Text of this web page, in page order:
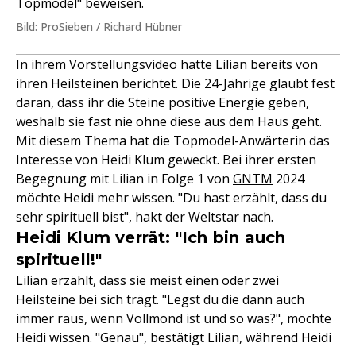
Bild: ProSieben / Richard Hübner
In ihrem Vorstellungsvideo hatte Lilian bereits von
ihren Heilsteinen berichtet. Die 24-Jährige glaubt fest
daran, dass ihr die Steine positive Energie geben,
weshalb sie fast nie ohne diese aus dem Haus geht.
Mit diesem Thema hat die Topmodel-Anwärterin das
Interesse von Heidi Klum geweckt. Bei ihrer ersten
Begegnung mit Lilian in Folge 1 von GNTM 2024
möchte Heidi mehr wissen. "Du hast erzählt, dass du
sehr spirituell bist", hakt der Weltstar nach.
Heidi Klum verrät: "Ich bin auch
spirituell!"
Lilian erzählt, dass sie meist einen oder zwei
Heilsteine bei sich trägt. "Legst du die dann auch
immer raus, wenn Vollmond ist und so was?", möchte
Heidi wissen. "Genau", bestätigt Lilian, während Heidi